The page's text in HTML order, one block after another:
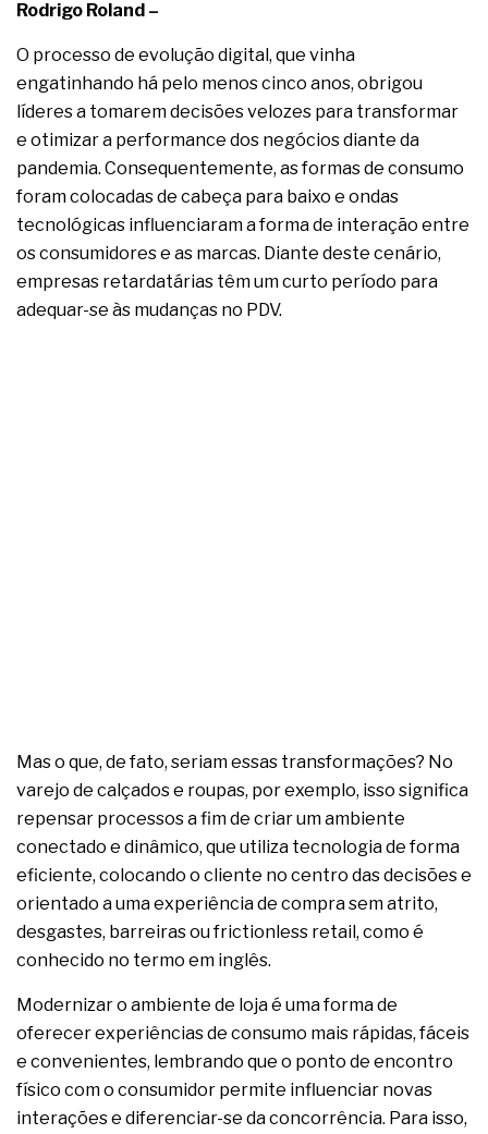
Rodrigo Roland –
O processo de evolução digital, que vinha
engatinhando há pelo menos cinco anos, obrigou
líderes a tomarem decisões velozes para transformar
e otimizar a performance dos negócios diante da
pandemia. Consequentemente, as formas de consumo
foram colocadas de cabeça para baixo e ondas
tecnológicas influenciaram a forma de interação entre
os consumidores e as marcas. Diante deste cenário,
empresas retardatárias têm um curto período para
adequar-se às mudanças no PDV.
Mas o que, de fato, seriam essas transformações? No
varejo de calçados e roupas, por exemplo, isso significa
repensar processos a fim de criar um ambiente
conectado e dinâmico, que utiliza tecnologia de forma
eficiente, colocando o cliente no centro das decisões e
orientado a uma experiência de compra sem atrito,
desgastes, barreiras ou frictionless retail, como é
conhecido no termo em inglês.
Modernizar o ambiente de loja é uma forma de
oferecer experiências de consumo mais rápidas, fáceis
e convenientes, lembrando que o ponto de encontro
físico com o consumidor permite influenciar novas
interações e diferenciar-se da concorrência. Para isso,